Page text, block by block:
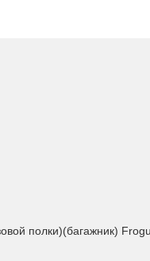
полки)(багажник)